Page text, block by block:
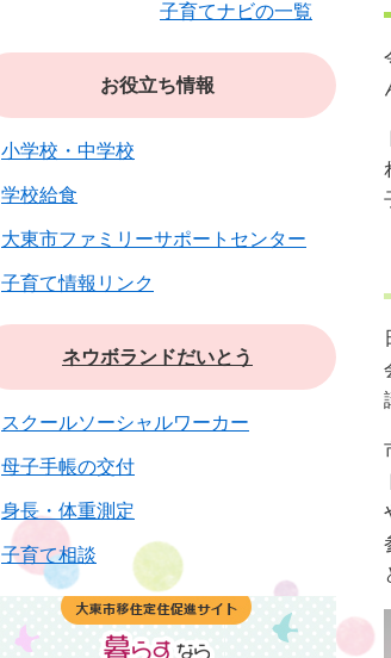
子育てナビの一覧
お役立ち情報
小学校・中学校
学校給食
大東市ファミリーサポートセンター
子育て情報リンク
ネウボランドだいとう
スクールソーシャルワーカー
母子手帳の交付
身長・体重測定
子育て相談